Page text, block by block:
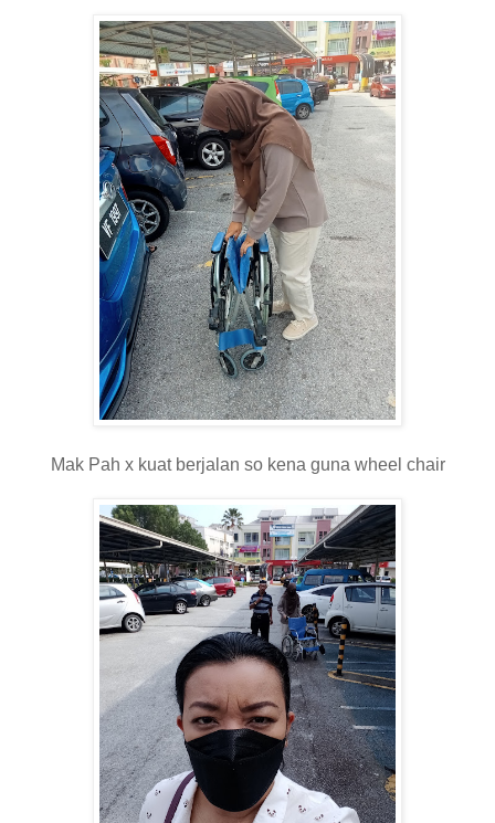
Mak Pah x kuat berjalan so kena guna wheel chair